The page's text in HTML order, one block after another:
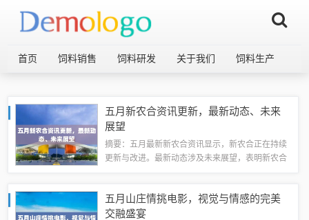
首页 饲料销售 饲料研发 关于我们 饲料生产
五月新农合资讯更新，最新动态、未来
展望
摘要：五月最新新农合资讯显示，新农合正在持续
更新与改进。最新动态涉及未来展望，表明新农合
层医疗服务体系建设，促进农村医疗卫生事业...
五月山庄情挑电影，视觉与情感的完美
交融盛宴